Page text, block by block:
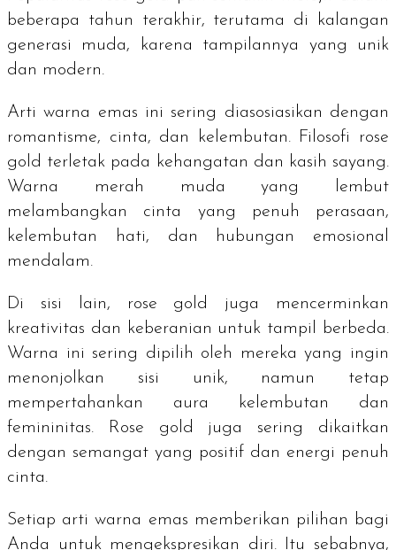
beberapa tahun terakhir, terutama di kalangan
generasi muda, karena tampilannya yang unik
dan modern.
Arti warna emas ini sering diasosiasikan dengan
romantisme, cinta, dan kelembutan. Filosofi rose
gold terletak pada kehangatan dan kasih sayang.
Warna merah muda yang lembut
melambangkan cinta yang penuh perasaan,
kelembutan hati, dan hubungan emosional
mendalam.
Di sisi lain, rose gold
juga mencerminkan
kreativitas dan keberanian untuk tampil berbeda.
Warna ini sering dipilih oleh mereka yang ingin
menonjolkan sisi unik, namun tetap
mempertahankan aura kelembutan dan
femininitas.
Rose gold juga sering dikaitkan
dengan semangat yang positif dan energi penuh
cinta.
Setiap arti warna emas memberikan pilihan bagi
Anda untuk mengekspresikan diri. Itu sebabnya,